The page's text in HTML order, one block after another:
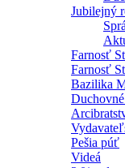
Jubilejný
Farnosť
Farnosť
Bazilika
Pešia púť
Videá